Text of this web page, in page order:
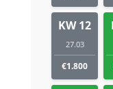
KW 12
27.03
€1.800